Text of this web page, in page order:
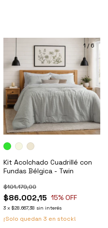
1 /6
Kit Acolchado Cuadrillé con
Fundas Bélgica - Twin
$86.002,15
$101.179,00
15% OFF
3 x $28.667,38 sin interés
¡Solo quedan 3 en stock!